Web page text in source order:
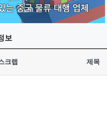
보
크랩 제목